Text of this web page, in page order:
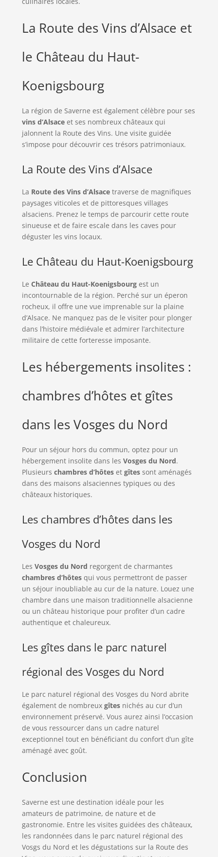
La Route des Vins d’Alsace et
le Château du Haut-
Koenigsbourg
La région de Saverne est également célèbre pour ses
vins d’Alsaceet ses nombreux châteaux qui
jalonnent la Route des Vins. Une visite guidée
s’impose pour découvrir ces trésors patrimoniaux.
La Route des Vins d’Alsace
La Route des Vins d’Alsacetraverse de magnifiques
paysages viticoles et de pittoresques villages
alsaciens. Prenez le temps de parcourir cette route
sinueuse et de faire escale dans les caves pour
déguster les vins locaux.
Le Château du Haut-Koenigsbourg
Le Château du Haut-Koenigsbourgest un
incontournable de la région. Perché sur un éperon
rocheux, il offre une vue imprenable sur la plaine
d’Alsace. Ne manquez pas de le visiter pour plonger
dans l’histoire médiévale et admirer l’architecture
militaire de cette forteresse imposante.
Les hébergements insolites :
chambres d’hôtes et gîtes
dans les Vosges du Nord
Pour un séjour hors du commun, optez pour un
hébergement insolite dans les Vosges du Nord.
Plusieurs chambres d’hôteset gîtessont aménagés
dans des maisons alsaciennes typiques ou des
châteaux historiques.
Les chambres d’hôtes dans les
Vosges du Nord
Les Vosges du Nord regorgent de charmantes
chambres d’hôtesqui vous permettront de passer
un séjour inoubliable au cur de la nature. Louez une
chambre dans une maison traditionnelle alsacienne
ou un château historique pour profiter d’un cadre
authentique et chaleureux.
Les gîtes dans le parc naturel
régional des Vosges du Nord
Le parc naturel régional des Vosges du Nord abrite
également de nombreux gîtesnichés au cur d’un
environnement préservé. Vous aurez ainsi l’occasion
de vous ressourcer dans un cadre naturel
exceptionnel tout en bénéficiant du confort d’un gîte
aménagé avec goût.
Conclusion
Saverne est une destination idéale pour les
amateurs de patrimoine, de nature et de
gastronomie. Entre les visites guidées des châteaux,
les randonnées dans le parc naturel régional des
Vosgs du Nord et les dégustations sur la Route des